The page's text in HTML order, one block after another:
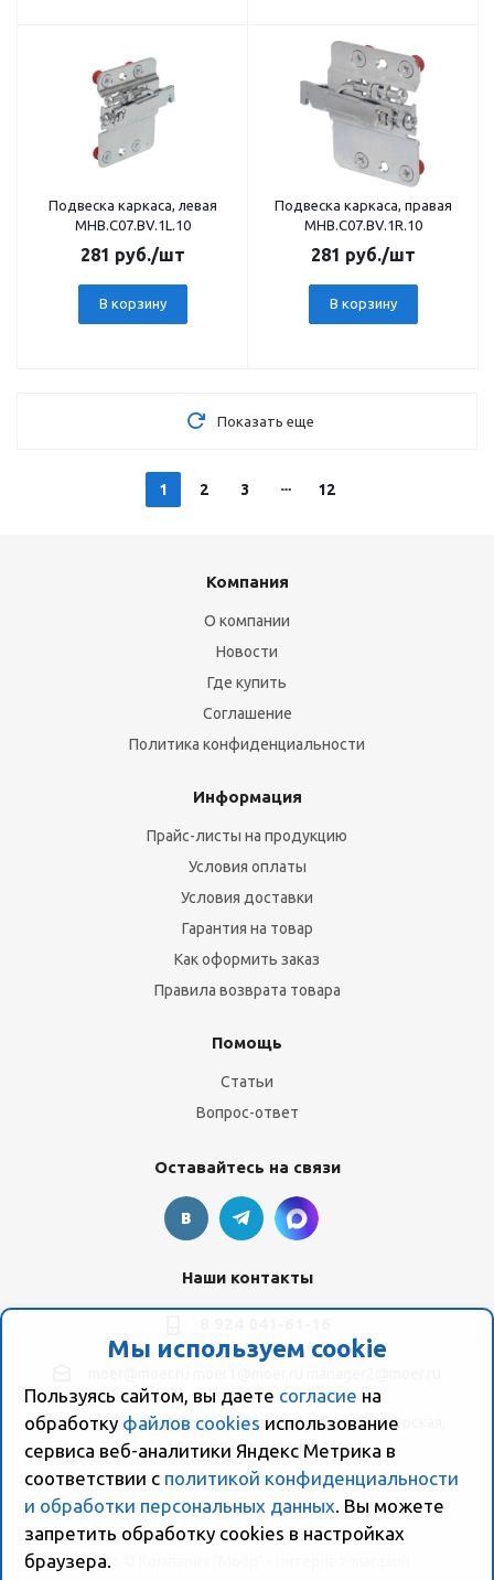
Подвеска каркаса, левая
MHB.C07.BV.1L.10
281 руб./шт
В корзину
Подвеска каркаса, правая
MHB.C07.BV.1R.10
281 руб./шт
В корзину
Показать еще
1 2 3 12
Мы используем cookie
Пользуясь сайтом, вы даете согласие на
обработку файлов cookies использование
сервиса веб-аналитики Яндекс Метрика в
соответствии с политикой конфиденциальности
и обработки персональных данных. Вы можете
запретить обработку сookies в настройках
браузера.
Компания
О компании
Новости
Где купить
Соглашение
Политика конфиденциальности
Информация
Прайс-листы на продукцию
Условия оплаты
Условия доставки
Гарантия на товар
Как оформить заказ
Правила возврата товара
Помощь
Статьи
Вопрос-ответ
Оставайтесь на связи
Наши контакты
ул. Пионерская, 154 (база "Космо") ул. Пионерская,
154, Склад компании Моер
2026 © Компания "Моер" - интернет-магазин